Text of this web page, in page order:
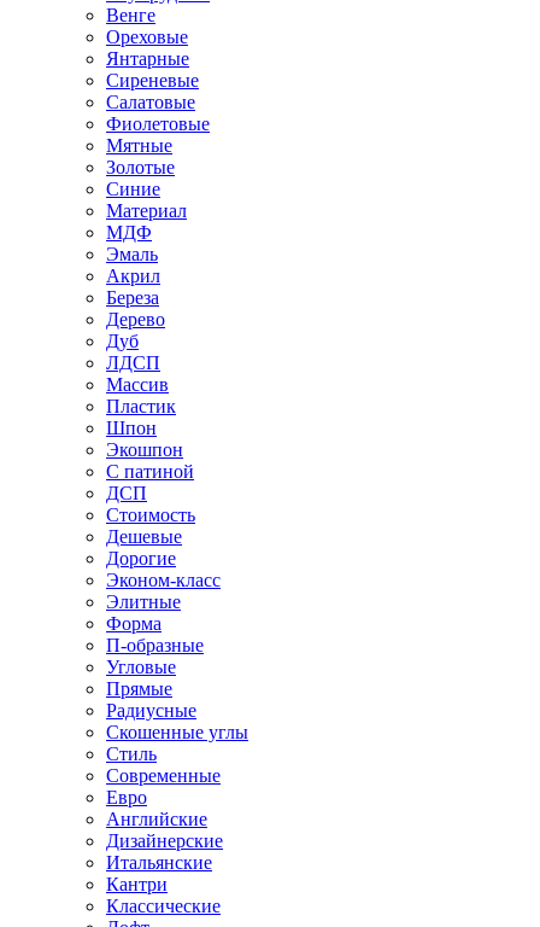
Венге
Ореховые
Янтарные
Сиреневые
Салатовые
Фиолетовые
Мятные
Золотые
Синие
Материал
МДФ
Эмаль
Акрил
Береза
Дерево
Дуб
ЛДСП
Массив
Пластик
Шпон
Экошпон
С патиной
ДСП
Стоимость
Дешевые
Дорогие
Эконом-класс
Элитные
Форма
П-образные
Угловые
Прямые
Радиусные
Скошенные углы
Стиль
Современные
Евро
Английские
Дизайнерские
Итальянские
Кантри
Классические